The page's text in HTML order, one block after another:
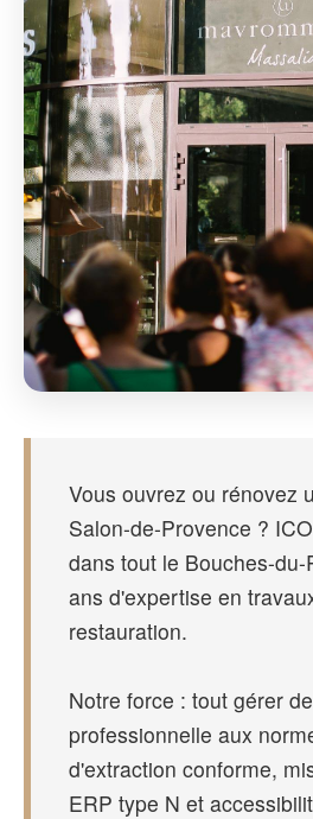
Vous ouvrez ou rénovez
Salon-de-Provence ?
dans tout le Bouches-
ans d'expertise en
restauration.
Notre force : tout gérer
professionnelle aux
d'extraction conforme,
ERP type N et